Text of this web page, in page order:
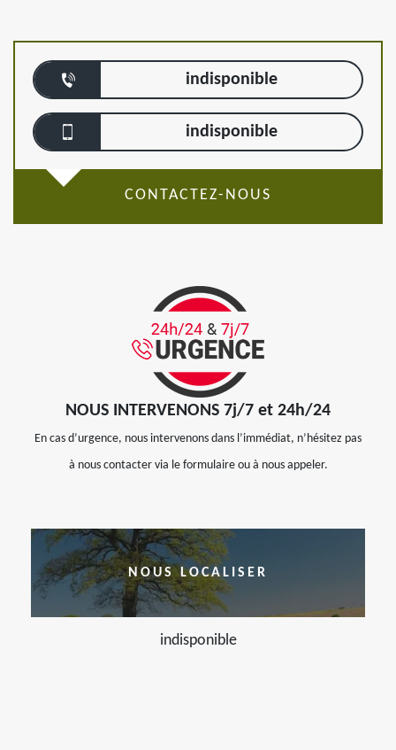
indisponible
indisponible
CONTACTEZ-NOUS
NOUS INTERVENONS 7j/7 et 24h/24
En cas d’urgence, nous intervenons dans l’immédiat, n’hésitez pas
à nous contacter via le formulaire ou à nous appeler.
NOUS LOCALISER
indisponible